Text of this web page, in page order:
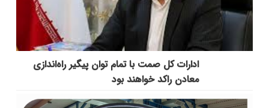
ادارات کل صمت با تمام توان پیگیر راه‌اندازی
معادن راکد خواهند بود